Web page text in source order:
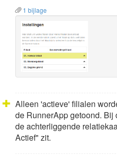
1 bijlage
Alleen 'actieve' filialen
de RunnerApp getoond.
de achterliggende
Actief" zit.